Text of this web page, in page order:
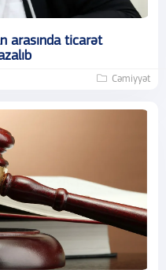
arasında ticarət
Cəmiyyət